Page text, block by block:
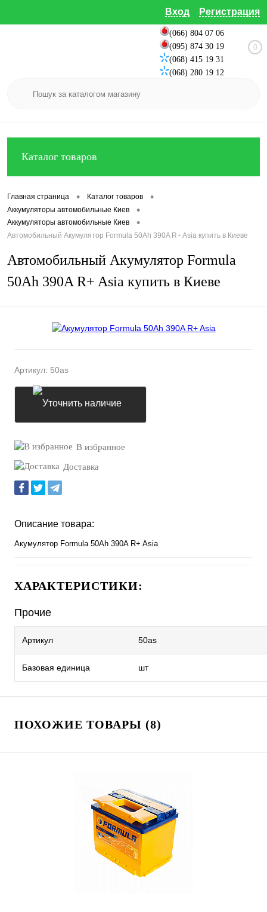
Вход Регистрация
(066) 804 07 06
(095) 874 30 19
(068) 415 19 31
(068) 280 19 12
0
Каталог товаров
Главная страница • Каталог товаров •
Аккумуляторы автомобильные Киев •
Аккумуляторы автомобильные Киев •
Автомобильный Акумулятор Formula 50Ah 390A R+ Asia купить в Киеве
Автомобильный Акумулятор Formula
50Ah 390A R+ Asia купить в Киеве
Артикул: 50as
В избранное
Доставка
Описание товара:
Акумулятор Formula 50Ah 390A R+ Asia
ХАРАКТЕРИСТИКИ:
Прочие
Артикул 50as
Базовая единица шт
ПОХОЖИЕ ТОВАРЫ (8)